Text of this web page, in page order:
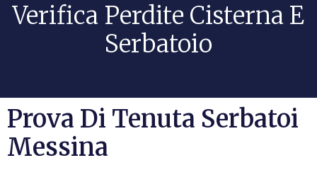
Verifica Perdite Cisterna E
Serbatoio
Prova Di Tenuta Serbatoi
Messina